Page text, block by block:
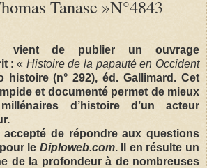
Tanase »N°4843
vient de publier un ouvrage
: « Histoire de la papauté en Occident
histoire (n° 292), éd. Gallimard. Cet
et documenté permet de mieux
d’histoire d’un acteur
accepté de répondre aux questions
le Diploweb.com. Il en résulte un
de la profondeur à de nombreuses